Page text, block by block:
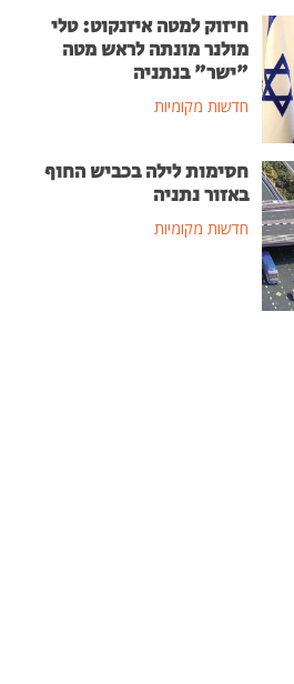
חיזוק למטה איזנקוט: טלי
מולנר מונתה לראש מטה
"ישר" בנתניה
חדשות מקומיות
חסימות לילה בכביש החוף
באזור נתניה
חדשות מקומיות